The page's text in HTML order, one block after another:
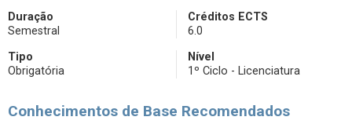
Duração
Semestral
Créditos ECTS
6.0
Tipo
Obrigatória
Nível
1º Ciclo - Licenciatura
Conhecimentos de Base Recomendados